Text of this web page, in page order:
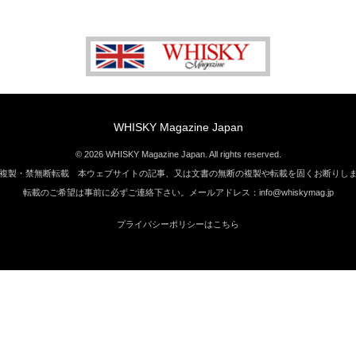
WHISKY Magazine Japan
© 2026 WHISKY Magazine Japan. All rights reserved.
製・禁無断転載 本ウェブサイトの記事、又は文書の無断の複製や転載を固くお断りし
転載のご希望は事前に必ずご連絡下さい。メールアドレス：info@whiskymag.jp
プライバシーポリシーはこちら